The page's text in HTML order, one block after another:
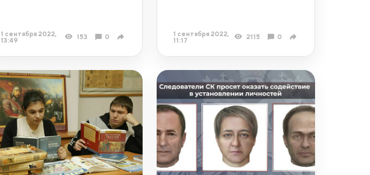
1 сентября 2022,
13:49
153 0
1 сентября 2022,
11:17
2115 0